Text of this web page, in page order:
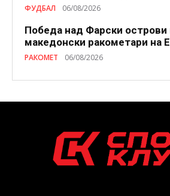
ФУДБАЛ 06/08/2026
Победа над Фарски острови
македонски ракометари на
РАКОМЕТ 06/08/2026